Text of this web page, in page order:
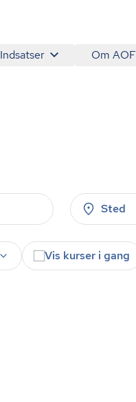
Indsatser Om AOF
Sted
Vis kurser i gang